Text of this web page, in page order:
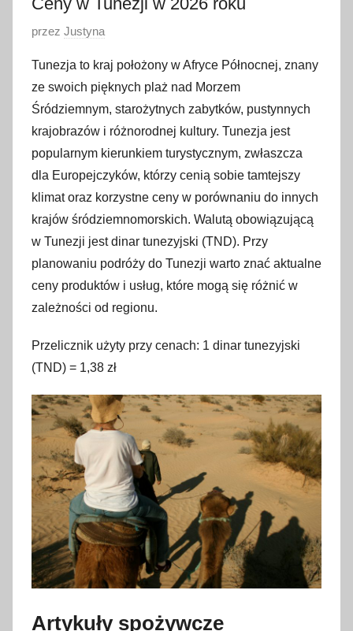
O
u
b
l
i
k
o
w
a
n
ź
d
e
r
n
i
k
a
2
0
2
przez Justyna
Tunezja to kraj położony w Afryce Północnej, znany
ze swoich pięknych plaż nad Morzem
Śródziemnym, starożytnych zabytków, pustynnych
krajobrazów i różnorodnej kultury. Tunezja jest
popularnym kierunkiem turystycznym, zwłaszcza
dla Europejczyków, którzy cenią sobie tamtejszy
klimat oraz korzystne ceny w porównaniu do innych
krajów śródziemnomorskich. Walutą obowiązującą
w Tunezji jest dinar tunezyjski (TND). Przy
planowaniu podróży do Tunezji warto znać aktualne
ceny produktów i usług, które mogą się różnić w
zależności od regionu.
Przelicznik użyty przy cenach: 1 dinar tunezyjski
(TND) = 1,38 zł
Artykuły spożywcze